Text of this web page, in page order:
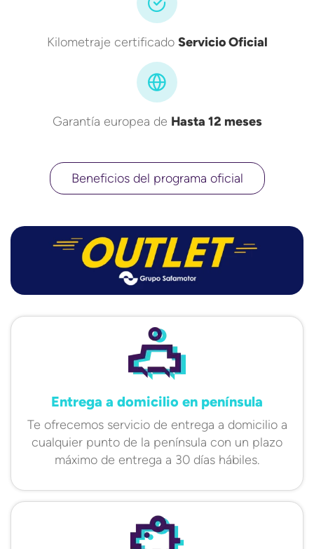
Kilometraje certificado Servicio Oficial
Garantía europea de Hasta 12 meses
Beneficios del programa oficial
Entrega a domicilio en península
Te ofrecemos servicio de entrega a domicilio a
cualquier punto de la península con un plazo
máximo de entrega a 30 días hábiles.